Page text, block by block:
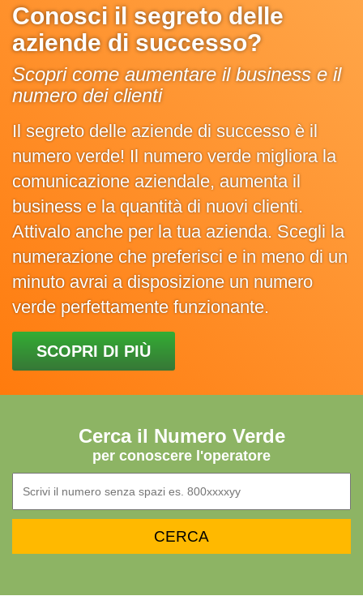
Conosci il segreto delle
aziende di successo?
Scopri come aumentare il business e il
numero dei clienti
Il segreto delle aziende di successo è il
numero verde! Il numero verde migliora la
comunicazione aziendale, aumenta il
business e la quantità di nuovi clienti.
Attivalo anche per la tua azienda. Scegli la
numerazione che preferisci e in meno di un
minuto avrai a disposizione un numero
verde perfettamente funzionante.
SCOPRI DI PIÙ
Cerca il Numero Verde
per conoscere l'operatore